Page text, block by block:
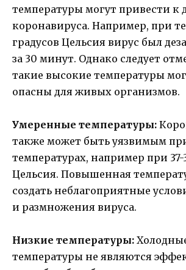
температуры могут привести к
коронавируса. Например, при
градусов Цельсия вирус был
за 30 минут. Однако следует
такие высокие температуры
опасны для живых организмов.
Умеренные температуры:
также может быть уязвимым
температурах, например при 37-
Цельсия. Повышенная
создать неблагоприятные
и размножения вируса.
Низкие температуры:
температуры не являются